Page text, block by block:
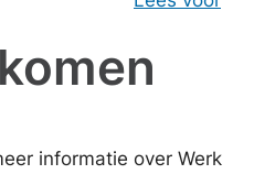
informatie over Werk